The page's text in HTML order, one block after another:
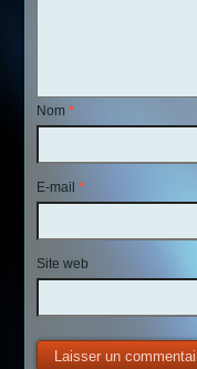
Nom *
E-mail *
Site web